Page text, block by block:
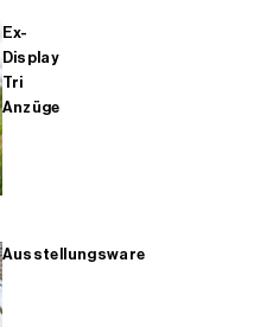
Ex-
Display
Tri
Anzüge
Ausstellungsware